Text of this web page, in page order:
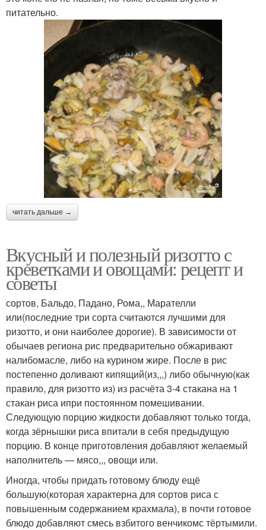
питательно.
читать дальше →
Вкусный и полезный ризотто с
креветками и овощами: рецепт и
советы
сортов, Бальдо, Падано, Рома,, Марателли
или(последние три сорта считаются лучшими для
ризотто, и они наиболее дорогие). В зависимости от
обычаев региона рис предварительно обжаривают
налибомасле, либо на курином жире. После в рис
постепенно доливают кипящий(из,,,) либо обычную(как
правило, для ризотто из) из расчёта 3-4 стакана на 1
стакан риса ипри постоянном помешивании.
Следующую порцию жидкости добавляют только тогда,
когда зёрнышки риса впитали в себя предыдущую
порцию. В конце приготовления добавляют желаемый
наполнитель — мясо,,, овощи или.
Иногда, чтобы придать готовому блюду ещё
большую(которая характерна для сортов риса с
повышенным содержанием крахмала), в почти готовое
блюдо добавляют смесь взбитого венчикомс тёртымили.